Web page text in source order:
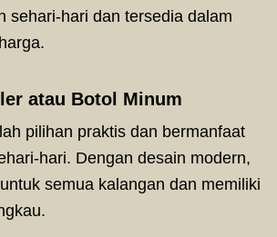
sehari-hari dan tersedia dalam
atau Botol Minum
pilihan praktis dan bermanfaat
hari. Dengan desain modern,
semua kalangan dan memiliki